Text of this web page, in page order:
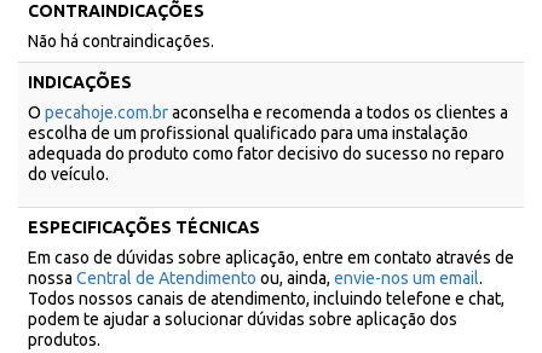
CONTRAINDICAÇÕES
Não há contraindicações.
INDICAÇÕES
O pecahoje.com.braconselha e recomenda a todos os clientes a
escolha de um profissional qualificado para uma instalação
adequada do produto como fator decisivo do sucesso no reparo
do veículo.
ESPECIFICAÇÕES TÉCNICAS
Em caso de dúvidas sobre aplicação, entre em contato através de
nossa Central de Atendimento ou, ainda, envie-nos um email.
Todos nossos canais de atendimento, incluindo telefone e chat,
podem te ajudar a solucionar dúvidas sobre aplicação dos
produtos.